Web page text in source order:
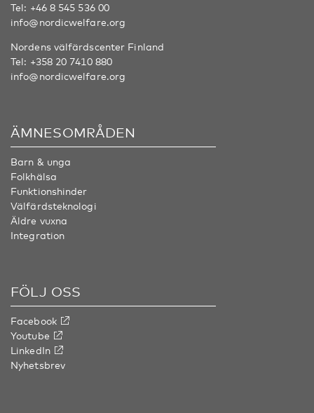
Tel: +46 8 545 536 00
info@nordicwelfare.org
Nordens välfärdscenter Finland
Tel: +358 20 7410 880
info@nordicwelfare.org
ÄMNESOMRÅDEN
Barn & unga
Folkhälsa
Funktionshinder
Välfärdsteknologi
Äldre vuxna
Integration
FÖLJ OSS
Facebook
Youtube
LinkedIn
Nyhetsbrev